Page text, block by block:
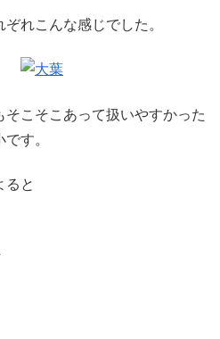
れこんな感じでした。
こそこあって扱いやすかった
す。
ると